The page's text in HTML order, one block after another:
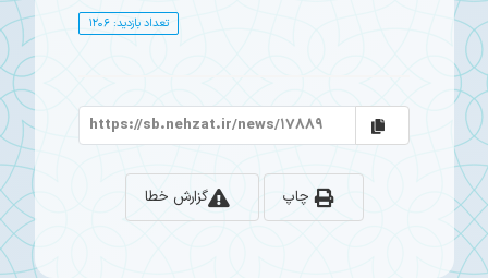
تعداد بازدید: 1206
گزارش خطا چاپ